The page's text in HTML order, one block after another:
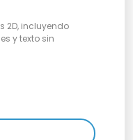
2D, incluyendo
y texto sin